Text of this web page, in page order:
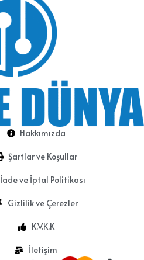
Hakkımızda
Şartlar ve Koşullar
İade ve İptal Politikası
Gizlilik ve Çerezler
K.V.K.K
İletişim